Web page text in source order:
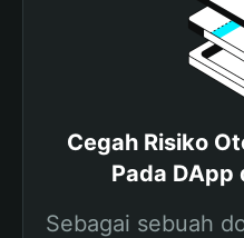
Cegah Risiko
Pada DApp
Sebagai sebuah